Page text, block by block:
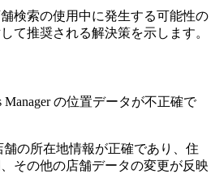
検索の使用中に発生する可能性の
て推奨される解決策を示します。
Manager の位置データが不正確で
の所在地情報が正確であり、住
その他の店舗データの変更が反映